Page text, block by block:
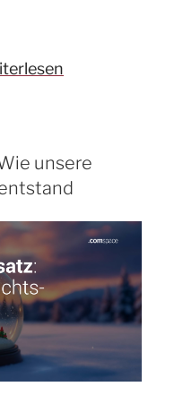
unsere